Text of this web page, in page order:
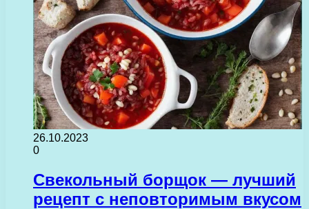
26.10.2023
0
Свекольный борщок — лучший
рецепт с неповторимым вкусом